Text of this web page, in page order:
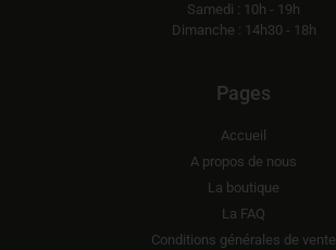
Samedi : 10h - 19h
Dimanche : 14h30 - 18h
Pages
Accueil
A propos de nous
La boutique
La FAQ
Conditions générales de vente